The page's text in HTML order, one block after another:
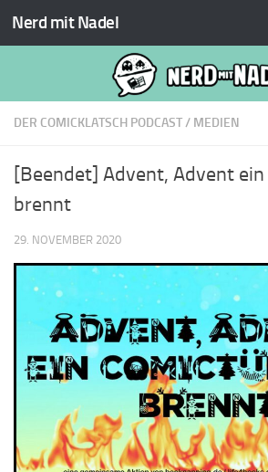
Zum Inhalt springen
Nerd mit Nadel
DER COMICKLATSCH PODCAST/ MEDIEN
[Beendet] Advent, Advent
brennt
29. NOVEMBER 2020